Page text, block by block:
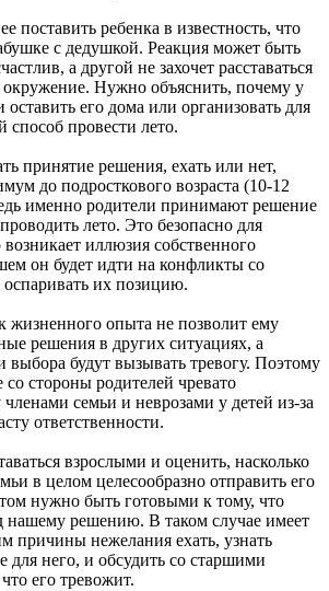
поставить ребенка в известность, что
с дедушкой. Реакция может быть
а другой не захочет расставаться
окружение. Нужно объяснить, почему у
его дома или организовать для
способ провести лето.
принятие решения, ехать или нет,
до подросткового возраста (10-12
именно родители принимают решение
лето. Это безопасно для
возникает иллюзия собственного
он будет идти на конфликты со
их позицию.
жизненного опыта не позволит ему
решения в других ситуациях, а
выбора будут вызывать тревогу. Поэтому
со стороны родителей чревато
семьи и неврозами у детей из-за
ответственности.
взрослыми и оценить, насколько
в целом целесообразно отправить его
нужно быть готовыми к тому, что
нашему решению. В таком случае имеет
причины нежелания ехать, узнать
него, и обсудить со старшими
его тревожит.